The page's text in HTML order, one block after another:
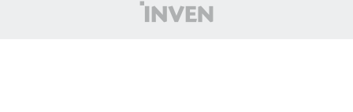
(주)
인